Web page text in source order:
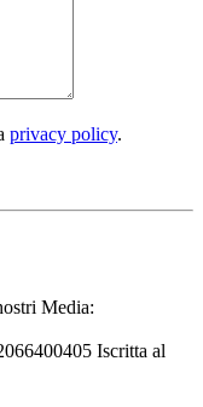
privacy policy.
Media:
Iscritta al